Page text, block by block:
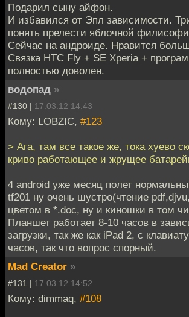
Подарил сыну айфон.
И избавился от Эпл зависимости.
понять прелести яблочной
Сейчас на андроиде. Нравится
Связка HTC Fly + SE Xperia +
полностью доволен.
водопад »
#130 | 17.03.12 14:43
Кому: LOBZIC, #123
> Ага, там все такое же, тока хуево
криво работающее и жрущее
4 android уже месяц полет
tf201 ну очень шустро(чтение
цветом в *.doc, ну и киношки в том
Планшет работает 8-10 часов в
загрузки, так же как iPad 2, с
часов, так что вопрос спорный.
Mad Creator »
#131 | 17.03.12 14:52
Кому: dimmaq, #108